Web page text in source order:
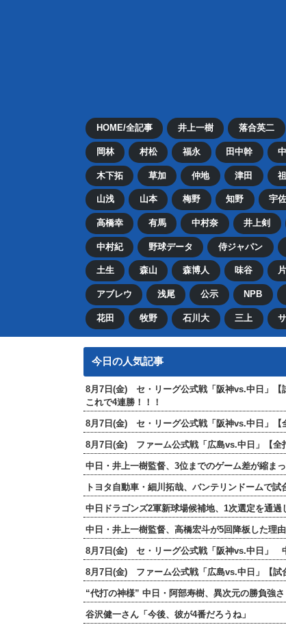
HOME/全記事 井上一樹 落合英二
岡林 村松 福永 田中幹
木下拓 草加 仲地 津田
山浅 山本 梅野 知野 宇
高橋幸 有馬 中村奈 井上剣
中村紀 野球データ 侍ジャパン
土生 森山 森博人 味谷
アブレウ 浅尾 公示 NPB
花田 牧野 石川大 三上
今日の人気記事
8月7日(金) セ・リーグ公式戦「阪神vs.中日」
これで4連勝！！！
8月7日(金) セ・リーグ公式戦「阪神vs.中日」【
8月7日(金) ファーム公式戦「広島vs.中日」【全
中日・井上一樹監督、3位までのゲーム差が縮ま
トヨタ自動車・細川拓哉、バンテリンドームで試
中日ドラゴンズ2軍新球場候補地、1次選定を通過
中日・井上一樹監督、高橋宏斗が5回降板した理
8月7日(金) セ・リーグ公式戦「阪神vs.中日」
8月7日(金) ファーム公式戦「広島vs.中日」【
“代打の神様” 中日・阿部寿樹、異次元の勝負強
谷沢健一さん「今後、彼が4番だろうね」